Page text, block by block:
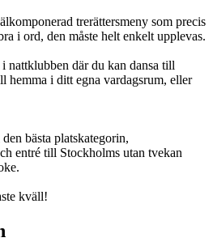
trerättersmeny som precis
i ord, den måste helt enkelt upplevas.
nattklubben där du kan dansa till
hemma i ditt egna vardagsrum, eller
bästa platskategorin,
entré till Stockholms utan tvekan
kväll!